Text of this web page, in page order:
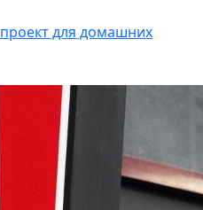
для домашних